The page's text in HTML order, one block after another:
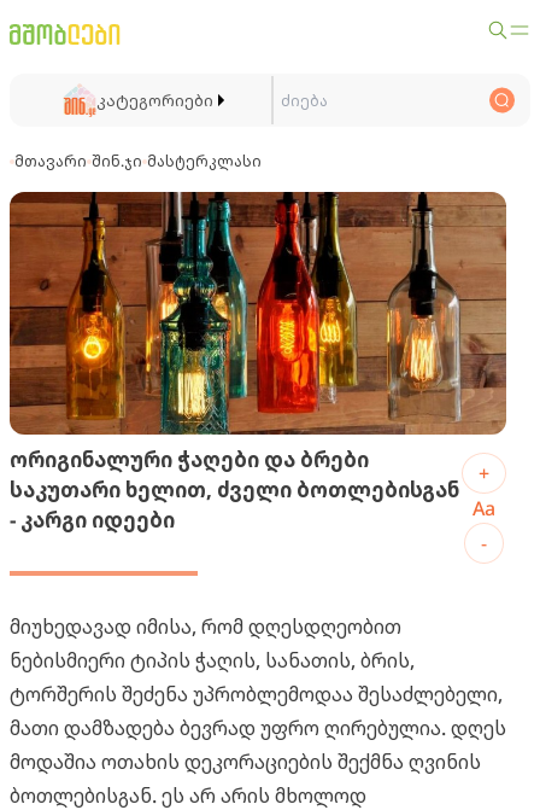
კატეგორიები
მთავარი შინ.ჯი მასტერკლასი
ორიგინალური ჭაღები და ბრები
საკუთარი ხელით, ძველი ბოთლებისგან
- კარგი იდეები
+
Aa
-
მიუხედავად იმისა, რომ დღესდღეობით
ნებისმიერი ტიპის ჭაღის, სანათის, ბრის,
ტორშერის შეძენა უპრობლემოდაა შესაძლებელი,
მათი დამზადება ბევრად უფრო ღირებულია. დღეს
მოდაშია ოთახის დეკორაციების შექმნა ღვინის
ბოთლებისგან. ეს არ არის მხოლოდ